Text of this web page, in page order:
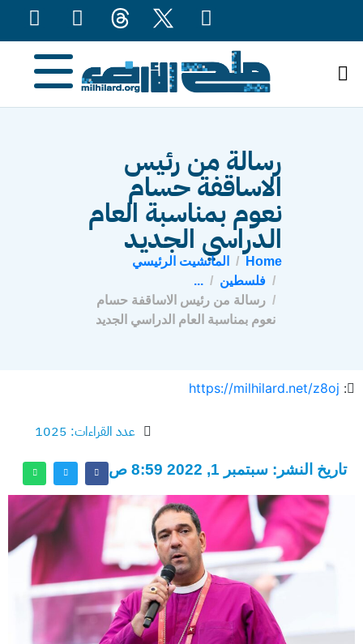
رسالة من رئيس
الاساقفة حسام
نعوم بمناسبة العام
الدراسي الجديد
Home
المانشيت الرئيسي
فلسطين
...
رسالة من رئيس الاساقفة حسام
نعوم بمناسبة العام الدراسي الجديد
:
https://milhilard.net/z8oj
عدد القراءات: 1025
تاريخ النشر: سبتمبر 1, 2022 8:59 ص